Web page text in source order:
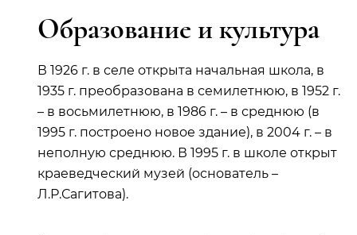
Образование и культура
В 1926 г. в селе открыта начальная школа, в
1935 г. преобразована в семилетнюю, в 1952 г.
– в восьмилетнюю, в 1986 г. – в среднюю (в
1995 г. построено новое здание), в 2004 г. – в
неполную среднюю. В 1995 г. в школе открыт
краеведческий музей (основатель –
Л.Р.Сагитова).